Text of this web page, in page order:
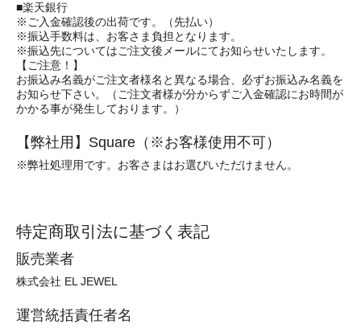
■楽天銀行
※ご入金確認後の出荷です。（先払い）
※振込手数料は、お客さま負担となります。
※振込先についてはご注文後メールにてお知らせいたします。
【ご注意！】
お振込み名義がご注文者様名と異なる場合、必ずお振込み名義を
お知らせ下さい。（ご注文者様が分からずご入金確認にお時間が
かかる事が発生しております。）
【弊社用】Square（※お客様使用不可）
※弊社処理用です。お客さまはお選びいただけません。
特定商取引法に基づく表記
販売業者
株式会社 EL JEWEL
運営統括責任者名